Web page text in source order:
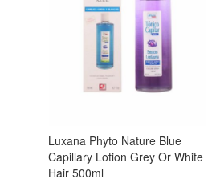
Luxana Phyto Nature Blue
Capillary Lotion Grey Or White
Hair 500ml